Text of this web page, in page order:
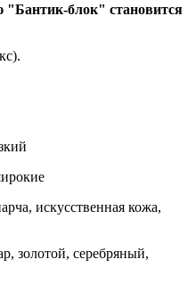
блок" становится
искусственная кожа,
золотой, серебряный,